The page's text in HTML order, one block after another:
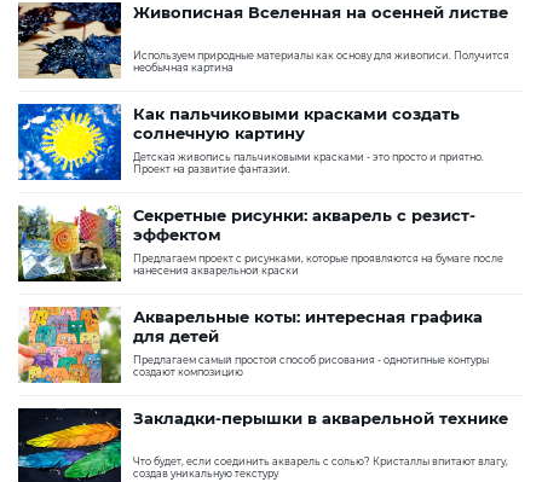
Живописная Вселенная на осенней листве
Используем природные материалы как основу для живописи. Получится
необычная картина
Как пальчиковыми красками создать
солнечную картину
Детская живопись пальчиковыми красками - это просто и приятно.
Проект на развитие фантазии.
Секретные рисунки: акварель с резист-
эффектом
Предлагаем проект с рисунками, которые проявляются на бумаге после
нанесения акварельной краски
Акварельные коты: интересная графика
для детей
Предлагаем самый простой способ рисования - однотипные контуры
создают композицию
Закладки-перышки в акварельной технике
Что будет, если соединить акварель с солью? Кристаллы впитают влагу,
создав уникальную текстуру